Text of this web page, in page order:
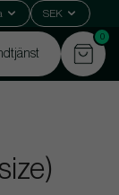
SEK
0